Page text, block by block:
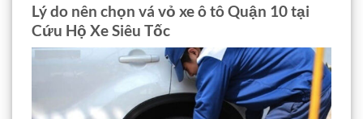
Lý do nên chọn vá vỏ xe ô tô Quận 10 tại
Cứu Hộ Xe Siêu Tốc